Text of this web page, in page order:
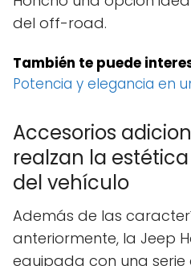
del off-road.
También te puede
Potencia y elegancia en
Accesorios
realzan la
del vehículo
Además de las
anteriormente, la Jeep
equipada con una serie